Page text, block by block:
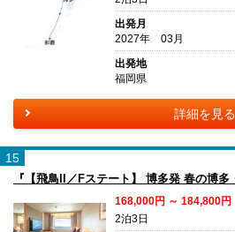
出発月
2027年 03月
出発地
福岡県
詳細を見る
15
『【飛鳥II／Fステート】 博多発 春の博多
168,000円 ～ 184,800円
2泊3日